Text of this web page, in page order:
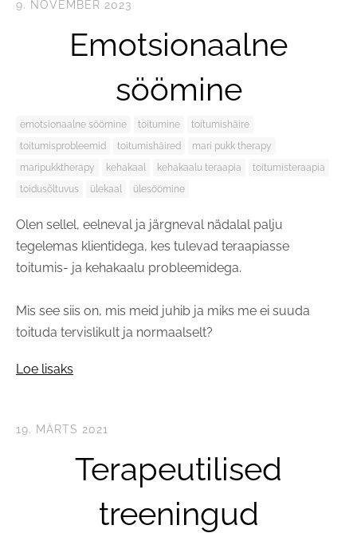
9. NOVEMBER 2023
Emotsionaalne
söömine
emotsionaalne söömine toitumine
toitumishäire
toitumisprobleemid
toitumishäired
mari pukk therapy
maripukktherapy
kehakaal kehakaalu teraapia
toitumisteraapia
toidusõltuvus
ülekaal ülesöömine
Olen sellel, eelneval ja järgneval nädalal palju
tegelemas klientidega, kes tulevad teraapiasse
toitumis- ja kehakaalu probleemidega.
Mis see siis on, mis meid juhib ja miks me ei suuda
toituda tervislikult ja normaalselt?
Loe lisaks
19. MÄRTS 2021
Terapeutilised
treeningud